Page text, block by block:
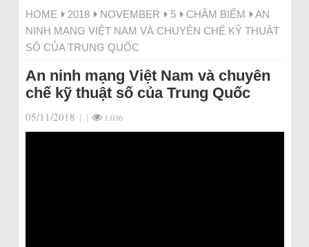
HOME 2018 NOVEMBER 5 CHÂM BIẾM
AN
NINH MẠNG VIỆT NAM VÀ CHUYÊN CHẾ KỸ THUẬT
SỐ CỦA TRUNG QUỐC
An ninh mạng Việt Nam và chuyên
chế kỹ thuật số của Trung Quốc
05/11/2018 | | 1.036